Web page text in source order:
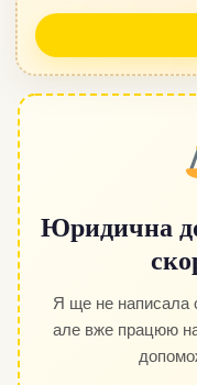
Юридична
Я ще не написала
але вже працюю